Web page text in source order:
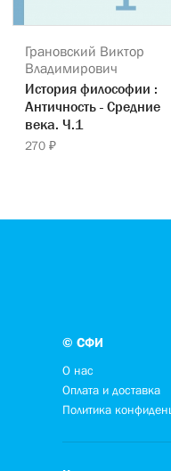
Грановский Виктор
Владимирович
История философии :
Античность - Средние
века. Ч.1
270 ₽
© СФИ
О нас
Оплата и доставка
Политика